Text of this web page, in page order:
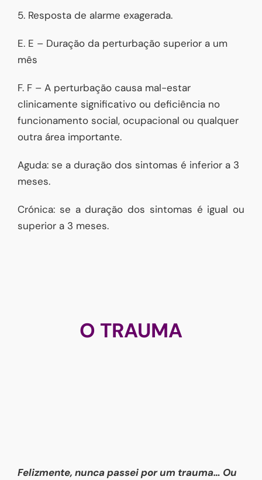
5. Resposta de alarme exagerada.
E. E – Duração da perturbação superior a um
mês
F. F – A perturbação causa mal-estar
clinicamente significativo ou deficiência no
funcionamento social, ocupacional ou qualquer
outra área importante.
Aguda: se a duração dos sintomas é inferior a 3
meses.
Crónica: se a duração dos sintomas é igual ou
superior a 3 meses.
O TRAUMA
Felizmente, nunca passei por um trauma… Ou